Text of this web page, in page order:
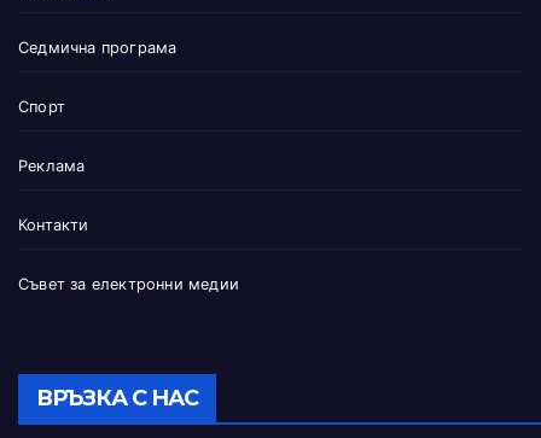
Седмична програма
Спорт
Реклама
Контакти
Съвет за електронни медии
ВРЪЗКА С НАС